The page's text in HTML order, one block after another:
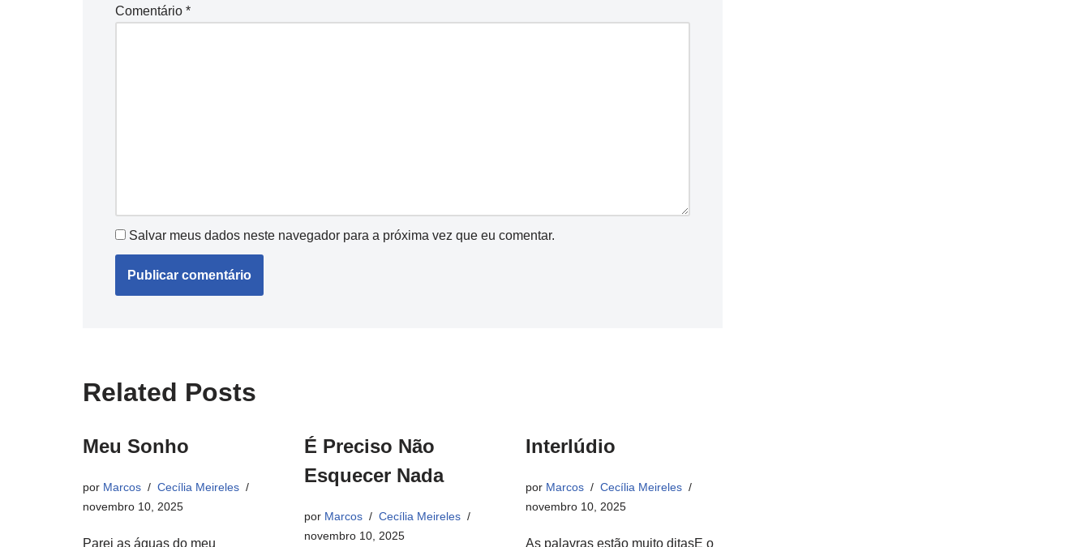
Comentário *
Salvar meus dados neste navegador para a próxima vez que eu comentar.
Related Posts
Meu Sonho
por Marcos
Cecília Meireles
novembro 10, 2025
Parei as águas do meu
É Preciso Não
Esquecer Nada
por Marcos
Cecília Meireles
novembro 10, 2025
Interlúdio
por Marcos
Cecília Meireles
novembro 10, 2025
As palavras estão muito ditasE o